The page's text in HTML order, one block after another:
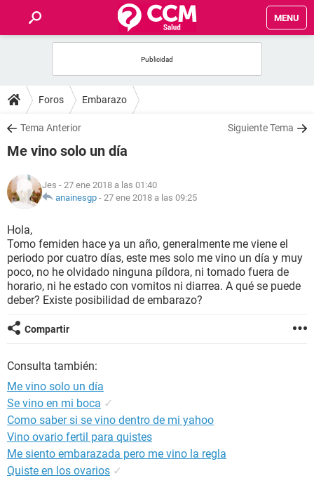
MENU
FOROS
SALUD
NUTRICIÓN
BIENESTAR
SEXUALIDAD
GLOSARIO
Foros Embarazo
Tema Anterior Siguiente Tema
Me vino solo un día
Jes - 27 ene 2018 a las 01:40
anainesgp - 27 ene 2018 a las 09:25
Hola,
Tomo femiden hace ya un año, generalmente me viene el
periodo por cuatro días, este mes solo me vino un día y muy
poco, no he olvidado ninguna píldora, ni tomado fuera de
horario, ni he estado con vomitos ni diarrea. A qué se puede
deber? Existe posibilidad de embarazo?
Compartir
Consulta también:
Me vino solo un día
Se vino en mi boca ✓
Como saber si se vino dentro de mi yahoo
Vino ovario fertil para quistes
Me siento embarazada pero me vino la regla
Quiste en los ovarios ✓